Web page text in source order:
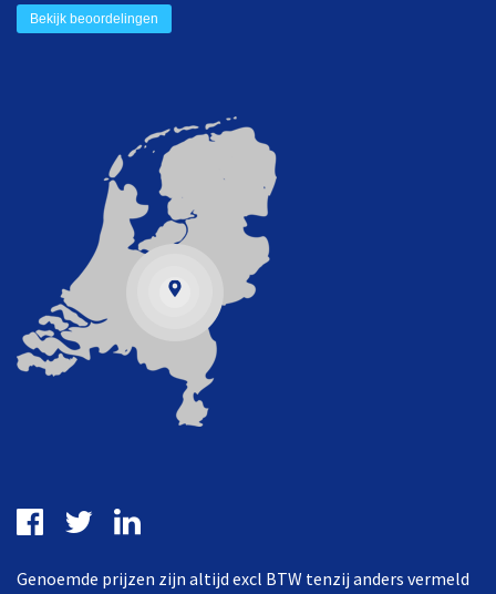
Bekijk beoordelingen
Genoemde prijzen zijn altijd excl BTW tenzij anders vermeld